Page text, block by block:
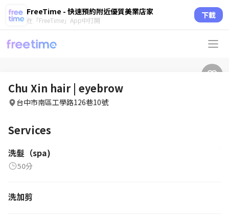
FreeTime - 快速預約附近優質美業店家
在「FreeTime」App中打開 下載
Chu Xin hair | eyebrow
台中市南區工學路126巷10號
Services
洗髮（spa)
50分
洗加剪